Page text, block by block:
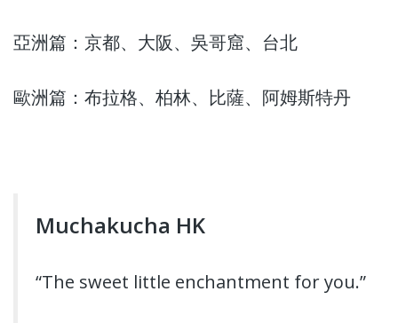
亞洲篇：京都、大阪、吳哥窟、台北
歐洲篇：布拉格、柏林、比薩、阿姆斯特丹
Muchakucha HK
“The sweet little enchantment for you.”